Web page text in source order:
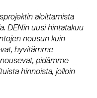
aloittamista
DENin uusi hintatakuu
nousun kuin
hyvitämme
pidämme
hinnoista, jolloin